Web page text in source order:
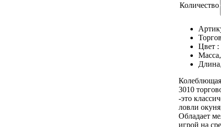
Количество
Цвет :
3010
-это
ловли
Обладает
игрой на